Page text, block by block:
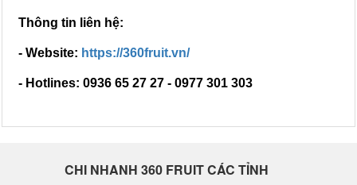
Thông tin liên hệ:
- Website: https://360fruit.vn/
- Hotlines: 0936 65 27 27 - 0977 301 303
CHI NHANH 360 FRUIT CÁC TỈNH